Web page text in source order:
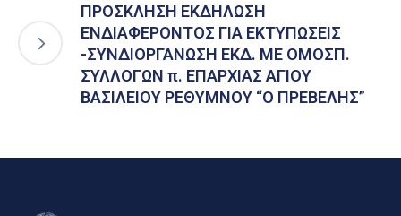
ΠΡΟΣΚΛΗΣΗ ΕΚΔΗΛΩΣΗ
ΕΝΔΙΑΦΕΡΟΝΤΟΣ ΓΙΑ ΕΚΤΥΠΩΣΕΙΣ
-ΣΥΝΔΙΟΡΓΑΝΩΣΗ ΕΚΔ. ΜΕ ΟΜΟΣΠ.
ΣΥΛΛΟΓΩΝ π. ΕΠΑΡΧΙΑΣ ΑΓΙΟΥ
ΒΑΣΙΛΕΙΟΥ ΡΕΘΥΜΝΟΥ “Ο ΠΡΕΒΕΛΗΣ”